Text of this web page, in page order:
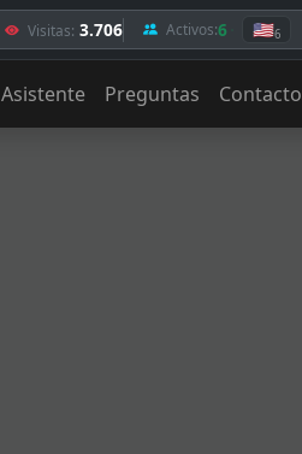
Visitas: 3.706 Activos:6 🇺🇸6
Asistente Preguntas Contacto